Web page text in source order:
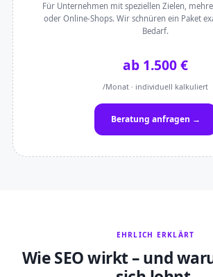
Für Unternehmen mit speziellen Zielen,
oder Online-Shops. Wir schnüren ein Paket
Bedarf.
ab 1.500 €
/Monat · individuell kalkuliert
Beratung anfragen →
EHRLICH ERKLÄRT
Wie SEO wirkt – und